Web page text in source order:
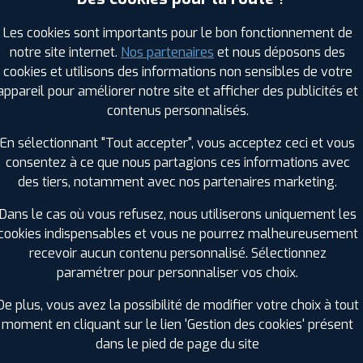
PROFIL PLUS DANS LES VILLES À
Harfleur (76)
Le Grand-Quevilly (76)
Le Havre (76)
Le Petit-Quevilly (76)
Malaunay (76)
Maromme (76)
Montivilliers (76)
Notre-Dame-de-Bondeville (76)
Notre-Dame-de-Gravenchon (76)
Pavilly (76)
PROFIL PLUS DANS LES
OISE (60)
+ D'INFOS + D'INFOS
Les cookies sont importants pour le bon fonctionnement de
notre site internet. Nos partenaires et nous déposons des
cookies et utilisons des informations non sensibles de votre
pour améliorer notre site et afficher des publicités et
contenus personnalisés.
En sélectionnant "Tout accepter", vous acceptez ceci et vous
consentez à ce que nous partagions ces informations avec
des tiers, notamment avec nos partenaires marketing.
Dans le cas où vous refusez, nous utiliserons uniquement les
indispensables et vous ne pourrez malheureusement
recevoir aucun contenu personnalisé. Sélectionnez
paramétrer pour personnaliser vos choix.
plus, vous avez la possibilité de modifier votre choix à tout
moment en cliquant sur le lien 'Gestion des cookies' présent
dans le pied de page du site